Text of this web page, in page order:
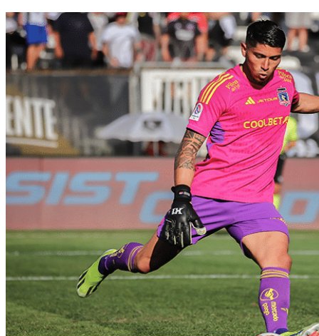
Universidad de Chile
Sustentabilidad